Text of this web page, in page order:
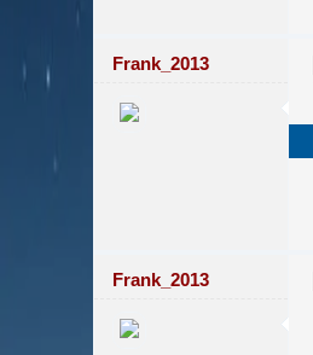
Frank_2013
Frank_2013